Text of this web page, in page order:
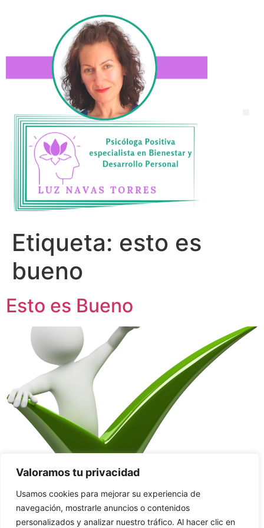
Valoramos tu privacidad
Usamos cookies para mejorar su experiencia de
navegación, mostrarle anuncios o contenidos
personalizados y analizar nuestro tráfico. Al hacer clic en
Etiqueta: esto es
bueno
Esto es Bueno
Déjame contarte la historia de un Rey de África, quien